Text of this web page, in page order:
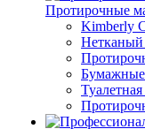
Протирочные
Kimberly
Нетканый
Бумажные